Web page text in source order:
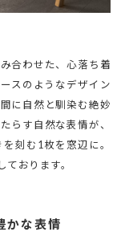
合わせた、心落ち着
スのようなデザイン
に自然と馴染む絶妙
らす自然な表情が、
刻む1枚を窓辺に。
おります。
かな表情